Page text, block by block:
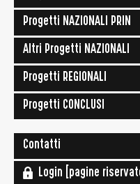
Progetti NAZIONALI PRIN
Altri Progetti NAZIONALI
Progetti REGIONALI
Progetti CONCLUSI
Contatti
Login [pagine